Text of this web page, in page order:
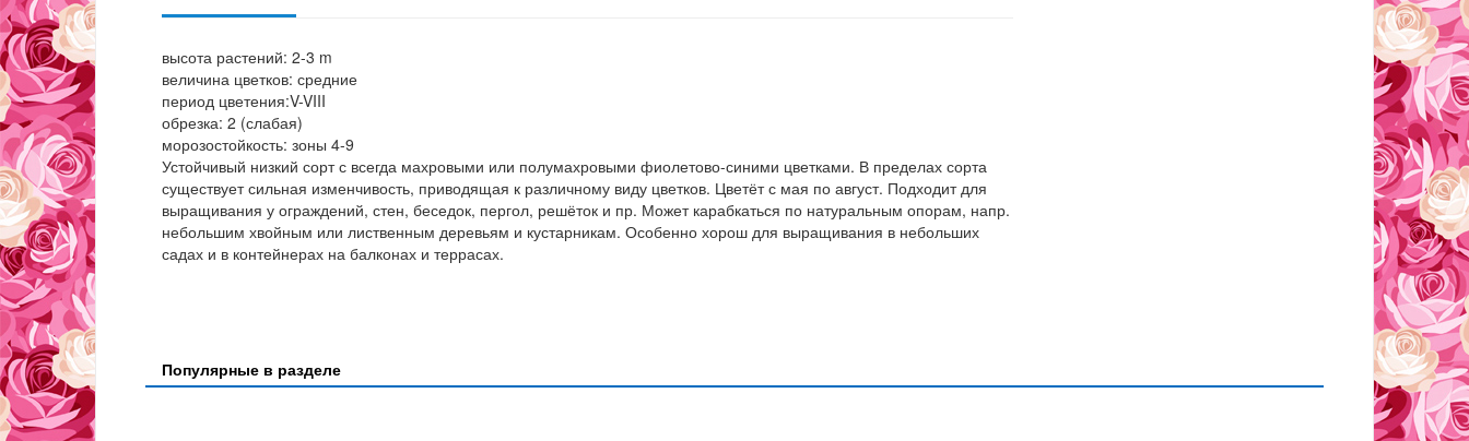
высота растений: 2-3 m
величина цветков: средние
период цветения:V-VIII
обрезка: 2 (слабая)
морозостойкость: зоны 4-9
Устойчивый низкий сорт с всегда махровыми или полумахровыми фиолетово-синими цветками. В пределах сорта
существует сильная изменчивость, приводящая к различному виду цветков. Цветёт с мая по август. Подходит для
выращивания у ограждений, стен, беседок, пергол, решёток и пр. Может карабкаться по натуральным опорам, напр.
небольшим хвойным или лиственным деревьям и кустарникам. Особенно хорош для выращивания в небольших
садах и в контейнерах на балконах и террасах.
Популярные в разделе